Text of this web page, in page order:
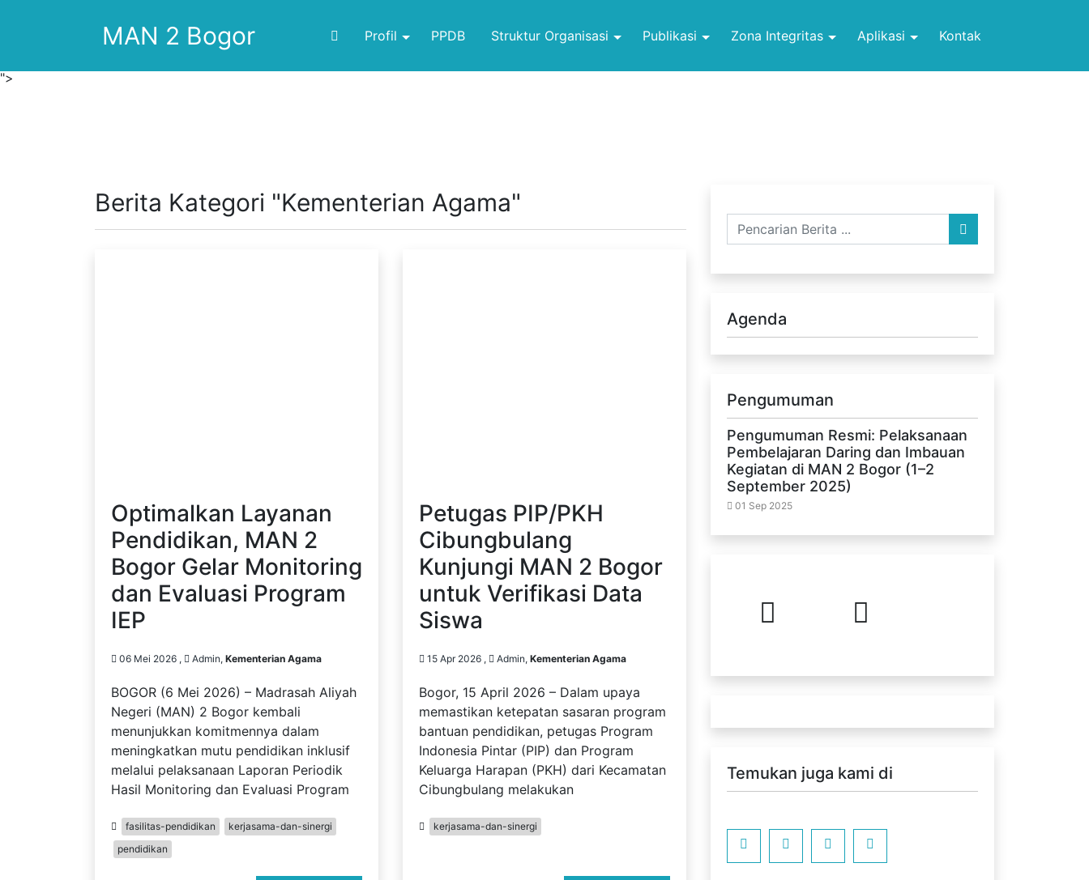
">
MAN 2 Bogor Profil PPDB Struktur Organisasi Publikasi Zona Integritas Aplikasi Kontak
Berita Kategori "Kementerian Agama"
Optimalkan Layanan
Pendidikan, MAN 2
Bogor Gelar Monitoring
dan Evaluasi Program
IEP
06 Mei 2026 , Admin, Kementerian Agama
BOGOR (6 Mei 2026) – Madrasah Aliyah
Negeri (MAN) 2 Bogor kembali
menunjukkan komitmennya dalam
meningkatkan mutu pendidikan inklusif
melalui pelaksanaan Laporan Periodik
Hasil Monitoring dan Evaluasi Program
fasilitas-pendidikan
kerjasama-dan-sinergi
pendidikan
Petugas PIP/PKH
Cibungbulang
Kunjungi MAN 2 Bogor
untuk Verifikasi Data
Siswa
15 Apr 2026 , Admin, Kementerian Agama
Bogor, 15 April 2026 – Dalam upaya
memastikan ketepatan sasaran program
bantuan pendidikan, petugas Program
Indonesia Pintar (PIP) dan Program
Keluarga Harapan (PKH) dari Kecamatan
Cibungbulang melakukan
kerjasama-dan-sinergi
Agenda
Pengumuman
Pengumuman Resmi: Pelaksanaan
Pembelajaran Daring dan Imbauan
Kegiatan di MAN 2 Bogor (1–2
September 2025)
01 Sep 2025
Temukan juga kami di